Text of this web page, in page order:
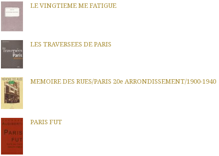
LE VINGTIEME ME FATIGUE
LES TRAVERSEES DE PARIS
MEMOIRE DES RUES/PARIS 20e ARRONDISSEMENT/1900-1940
PARIS FUT